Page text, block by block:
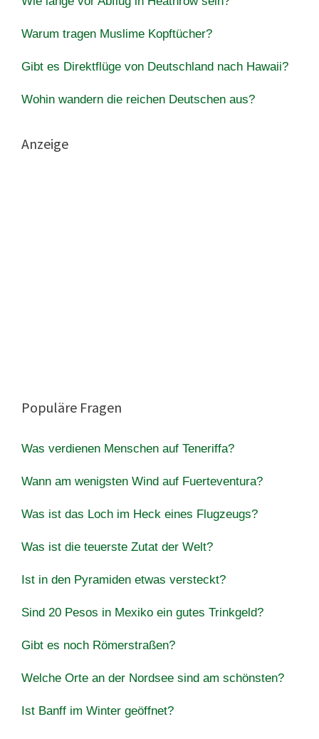
Warum tragen Muslime Kopftücher?
Gibt es Direktflüge von Deutschland nach Hawaii?
Wohin wandern die reichen Deutschen aus?
Anzeige
Populäre Fragen
Was verdienen Menschen auf Teneriffa?
Wann am wenigsten Wind auf Fuerteventura?
Was ist das Loch im Heck eines Flugzeugs?
Was ist die teuerste Zutat der Welt?
Ist in den Pyramiden etwas versteckt?
Sind 20 Pesos in Mexiko ein gutes Trinkgeld?
Gibt es noch Römerstraßen?
Welche Orte an der Nordsee sind am schönsten?
Ist Banff im Winter geöffnet?